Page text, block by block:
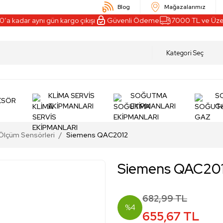
Blog Mağazalarımız
aynı gün kargo çıkışı Güvenli Ödeme 7000 TL ve Üzeri
KLİMA SERVİS
EKİPMANLARI
SOĞUTMA
EKİPMANLARI
Sensörleri Siemens QAC2012
Siemens
%4
682,99 TL
655,67 TL